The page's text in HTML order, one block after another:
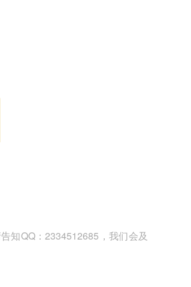
知QQ：2334512685，我们会及